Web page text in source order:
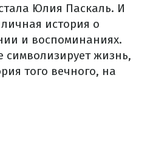
Юлия Паскаль. И
история о
и воспоминаниях.
символизирует жизнь,
того вечного, на